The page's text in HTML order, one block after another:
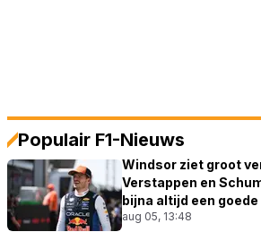
Populair F1-Nieuws
Windsor ziet groot
Verstappen en
bijna altijd een
aug 05, 13:48